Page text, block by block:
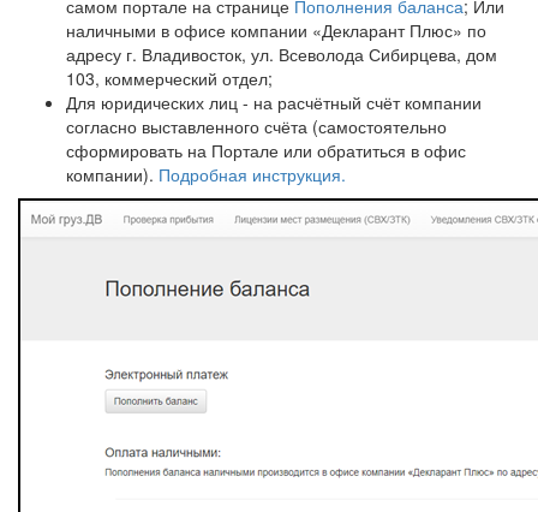
самом портале на странице Пополнения баланса; Или
наличными в офисе компании «Декларант Плюс» по
адресу г. Владивосток, ул. Всеволода Сибирцева, дом
103, коммерческий отдел;
Для юридических лиц - на расчётный счёт компании
согласно выставленного счёта (самостоятельно
сформировать на Портале или обратиться в офис
компании). Подробная инструкция.